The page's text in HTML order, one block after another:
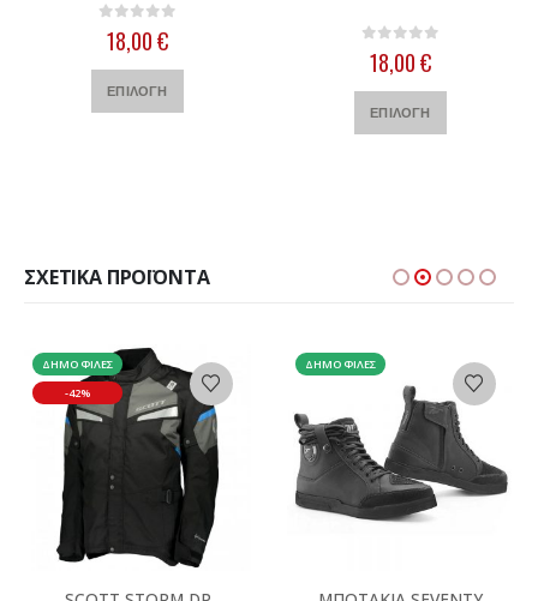
out of 5
18,00€
ΕΠΙΛΟΓΉ
Αυτό το προϊόν έχει πολλαπλές παραλλαγές. Οι επιλογές μπορούν να επιλεγούν στη σελίδα του προϊόντος
out of 5
18,00€
ΕΠΙΛΟΓΉ
Αυτό το προϊόν έχει πολλαπλές παραλλαγές. Οι επιλογές μπορούν να επιλεγούν στη σελίδα του προϊόντος
ΣΧΕΤΙΚΆ ΠΡΟΪΌΝΤΑ
ΔΗΜΟΦΙΛΈΣ
-42%
Αυτό το προϊόν έχει πολλαπλές παραλλαγές. Οι επιλογές μπορούν να επιλεγούν στη σελίδα του προϊόντος
ΔΗΜΟΦΙΛΈΣ